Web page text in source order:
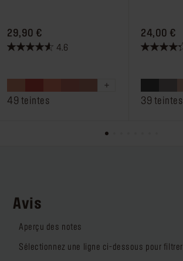
29,90 €
4.6
4.6
5
étoiles.
276
49 teintes
24,00 €
4.2
5
étoiles.
184
39 teintes